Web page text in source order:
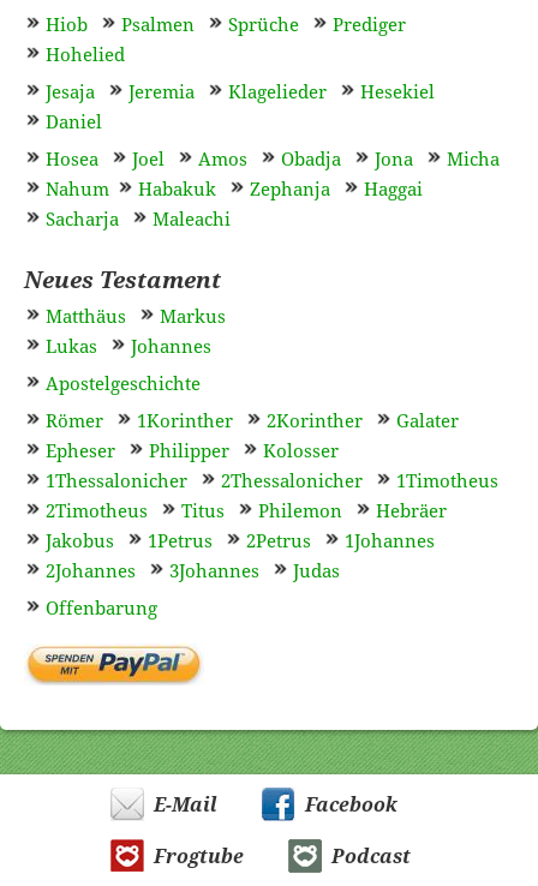
Hiob
Psalmen Sprüche
Prediger
Hohelied
Jesaja
Jeremia Klagelieder
Hesekiel
Daniel
Hosea
Joel Amos Obadja Jona
Micha
Nahum
Habakuk Zephanja
Haggai
Sacharja
Maleachi
Neues Testament
Matthäus
Markus
Lukas
Johannes
Apostelgeschichte
Römer
1Korinther 2Korinther
Galater
Epheser
Philipper
Kolosser
1Thessalonicher
2Thessalonicher
1Timotheus
2Timotheus
Titus Philemon
Hebräer
Jakobus
1Petrus 2Petrus
1Johannes
2Johannes
3Johannes
Judas
Offenbarung
E-Mail Facebook
Frogtube Podcast